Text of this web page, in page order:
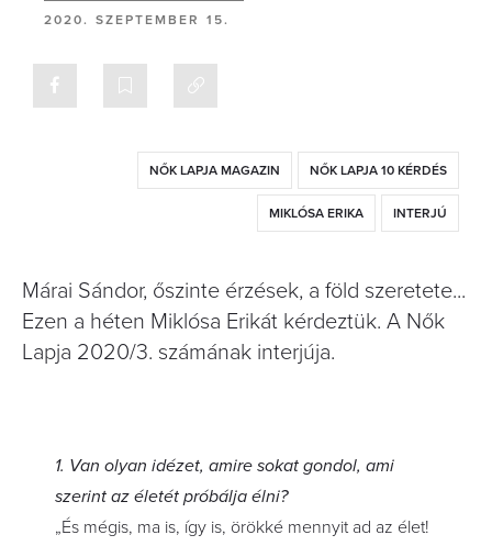
2020. SZEPTEMBER 15.
NŐK LAPJA MAGAZIN NŐK LAPJA 10 KÉRDÉS
MIKLÓSA ERIKA INTERJÚ
Márai Sándor, őszinte érzések, a föld szeretete...
Ezen a héten Miklósa Erikát kérdeztük. A Nők
Lapja 2020/3. számának interjúja.
1. Van olyan idézet, amire sokat gondol, ami
szerint az életét próbálja élni?
„És mégis, ma is, így is, örökké mennyit ad az élet!